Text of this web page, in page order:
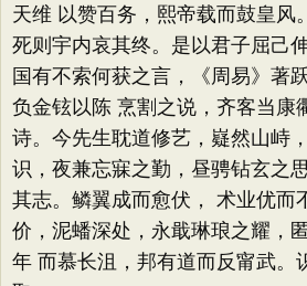
天维 以赞百务，熙帝载而鼓皇风
死则宇内哀其终。是以君子屈己
国有不索何获之言，《周易》著
负金铉以陈 烹割之说，齐客当康
诗。今先生耽道修艺，嶷然山峙
识，夜兼忘寐之勤，昼骋钻玄之
其志。鳞翼成而愈伏， 术业优而
价，泥蟠深处，永戢琳琅之耀，
年 而慕长沮，邦有道而反甯武。